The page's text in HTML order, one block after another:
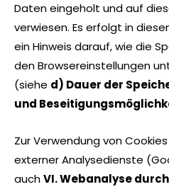
Daten eingeholt und auf
verwiesen. Es erfolgt in
ein Hinweis darauf, wie die
den Browsereinstellungen
(siehe d) Dauer der
und
Zur Verwendung von
externer Analysedienste
auchVI. Webanalyse